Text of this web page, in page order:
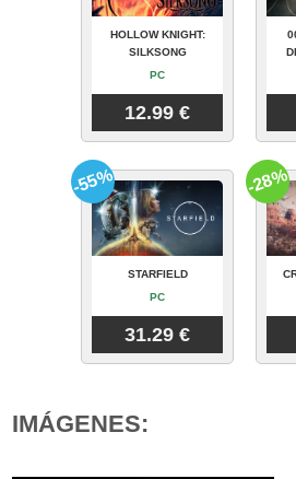
HOLLOW KNIGHT:
SILKSONG
PC
12.99 €
STARFIELD
PC
31.29 €
-55% -28%
IMÁGENES: